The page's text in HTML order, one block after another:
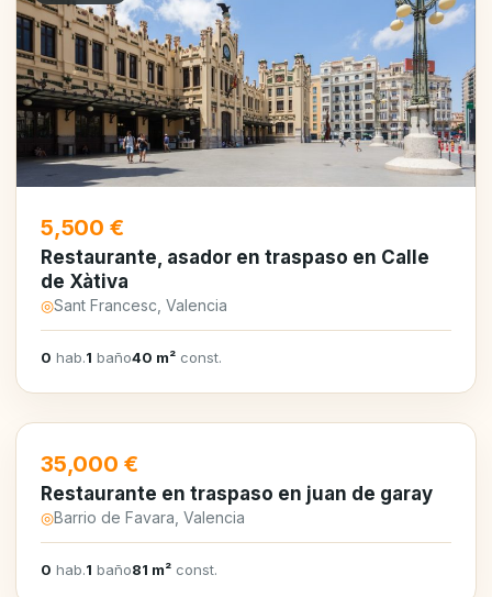
5,500 €
Restaurante, asador en traspaso en Calle
de Xàtiva
◎Sant Francesc, Valencia
0 hab.1 baño40 m² const.
35,000 €
Restaurante en traspaso en juan de garay
◎Barrio de Favara, Valencia
0 hab.1 baño81 m² const.